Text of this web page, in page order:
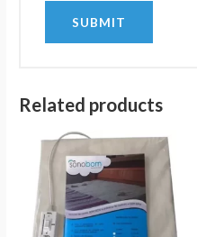
Related products